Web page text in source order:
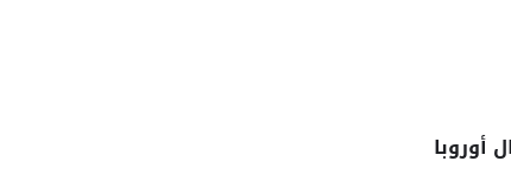
أوروبا